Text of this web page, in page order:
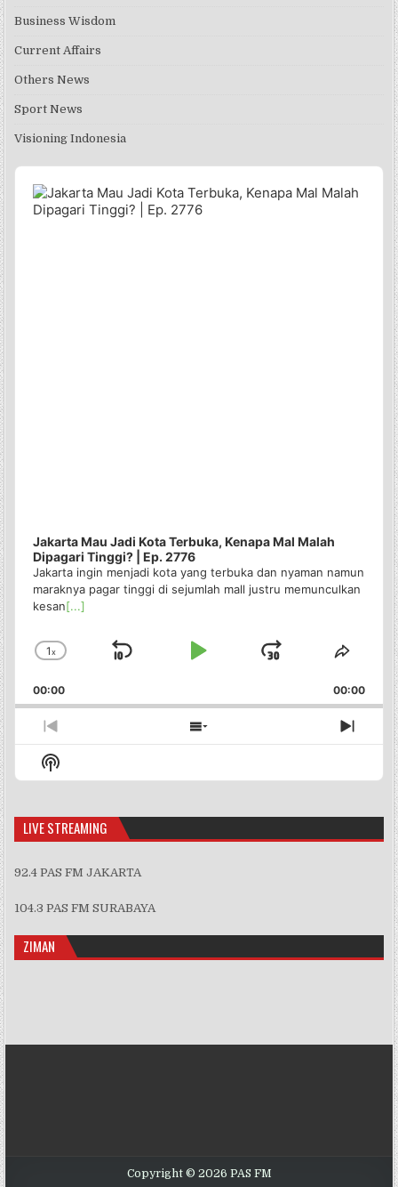
Business Wisdom
Current Affairs
Others News
Sport News
Visioning Indonesia
Audio
Player
Jakarta Mau Jadi Kota Terbuka, Kenapa Mal Malah
Dipagari Tinggi? | Ep. 2776
Jakarta ingin menjadi kota yang terbuka dan nyaman namun
maraknya pagar tinggi di sejumlah mall justru memunculkan
kesan[...]
Change
Rate
1x
Skip
Play
Jump
Forward
Share
00:00 00:00
Previous
Episode
Show
Next
Show
Podcast
LIVE STREAMING
92.4 PAS FM JAKARTA
104.3 PAS FM SURABAYA
ZIMAN
Copyright © 2026 PAS FM